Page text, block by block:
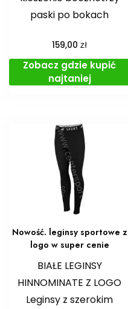
paski po bokach
159,00zł
Zobacz gdzie kupić
najtaniej
Nowość. leginsy sportowe z
logo w super cenie
BIAŁE LEGINSY
HINNOMINATE Z LOGO
Leginsy z szerokim